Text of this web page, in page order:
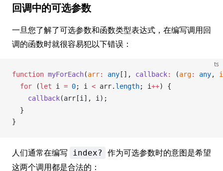
回调中的可选参数
一旦您了解了可选参数和函数类型表达式，在编写调用回
调的函数时就很容易犯以下错误：
ts
function myForEach(arr: any [], callback: (arg: any,
  for
(let i = 0; i < arr. length; i++) {
callback(arr [i ], i );
  }
}
人们通常在编写 index?
作为可选参数时的意图是希望
这两个调用都是合法的：